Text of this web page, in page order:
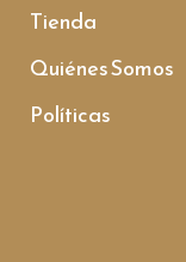
Tienda
Quiénes Somos
Políticas